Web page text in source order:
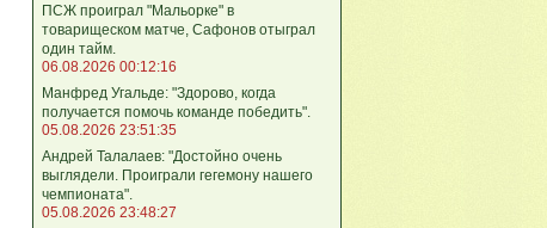
ПСЖ проиграл "Мальорке" в
товарищеском матче, Сафонов отыграл
один тайм.
06.08.2026 00:12:16
Манфред Угальде: "Здорово, когда
получается помочь команде победить".
05.08.2026 23:51:35
Андрей Талалаев: "Достойно очень
выглядели. Проиграли гегемону нашего
чемпионата".
05.08.2026 23:48:27